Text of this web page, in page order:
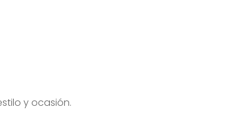
y ocasión.